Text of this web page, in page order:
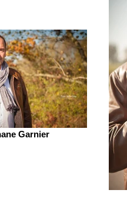
Garnier